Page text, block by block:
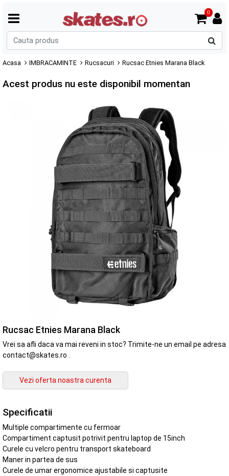
0
Acasa IMBRACAMINTE Rucsacuri Rucsac Etnies Marana Black
Acest produs nu este disponibil momentan
Rucsac Etnies Marana Black
Vrei sa afli daca va mai reveni in stoc? Trimite-ne un email pe adresa
contact@skates.ro .
Specificatii
Multiple compartimente cu fermoar
Compartiment captusit potrivit pentru laptop de 15inch
Curele cu velcro pentru transport skateboard
Maner in partea de sus
Curele de umar ergonomice ajustabile si captusite